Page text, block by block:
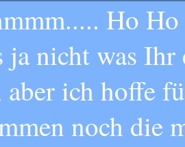
Ho
ja nicht was Ihr
aber ich hoffe
noch die